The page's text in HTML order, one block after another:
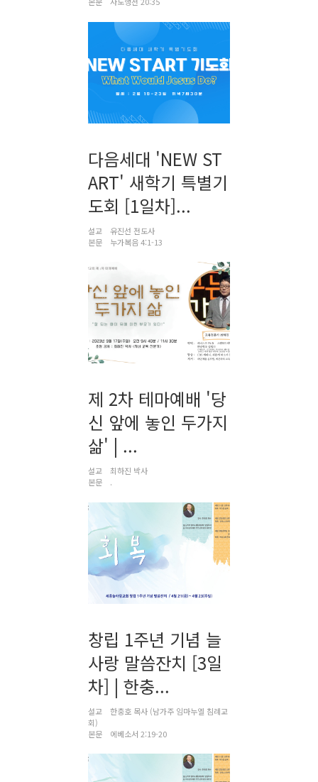
다음세대 'NEW ST
ART' 새학기 특별기
도회 [1일차]...
설교
유진선 전도사
본문
누가복음 4:1-13
제 2차 테마예배 '당
신 앞에 놓인 두가지
삶' | ...
설교
최하진 박사
본문
.
창립 1주년 기념 늘
사랑 말씀잔치 [3일
차] | 한충...
설교
한충호 목사 (남가주 임마누엘 침례교
회)
본문
에베소서 2:19-20